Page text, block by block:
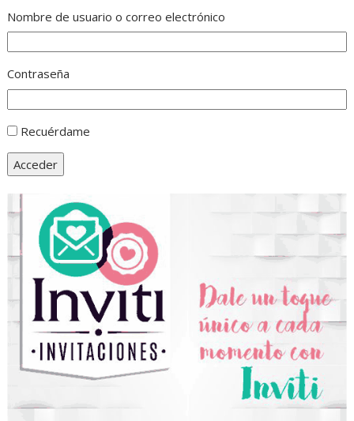
Nombre de usuario o correo electrónico
Contraseña
Recuérdame
Acceder